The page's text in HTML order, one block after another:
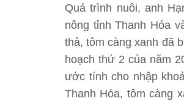
Quá trình nuôi, anh
nông tỉnh Thanh Hóa
thả, tôm càng xanh đã
hoạch thứ 2 của năm
ước tính cho nhập
Thanh Hóa, tôm càng